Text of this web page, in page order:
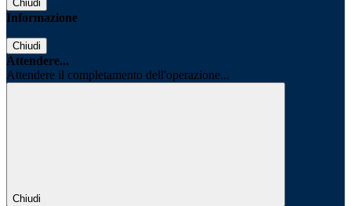
Chiudi
Informazione
Chiudi
Attendere...
Attendere il completamento dell'operazione...
Chiudi